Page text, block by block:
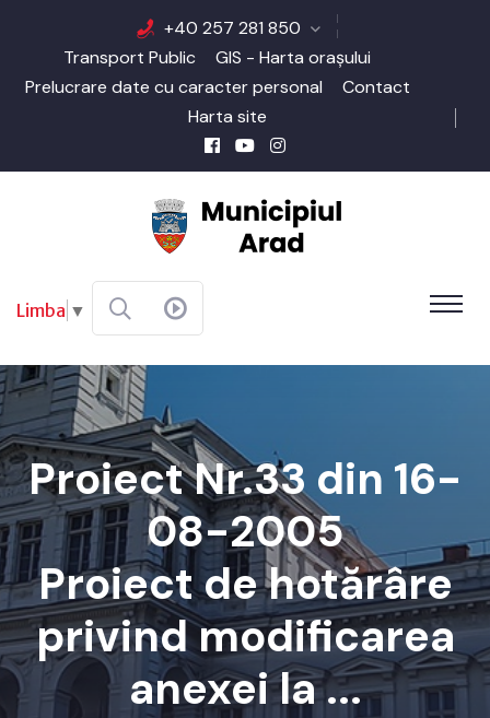
+40 257 281 850
Transport Public
GIS - Harta orașului
Prelucrare date cu caracter personal
Contact
Harta site
Limba ▼
Proiect Nr.33 din 16-
08-2005
Proiect de hotărâre
privind modificarea
anexei la ...